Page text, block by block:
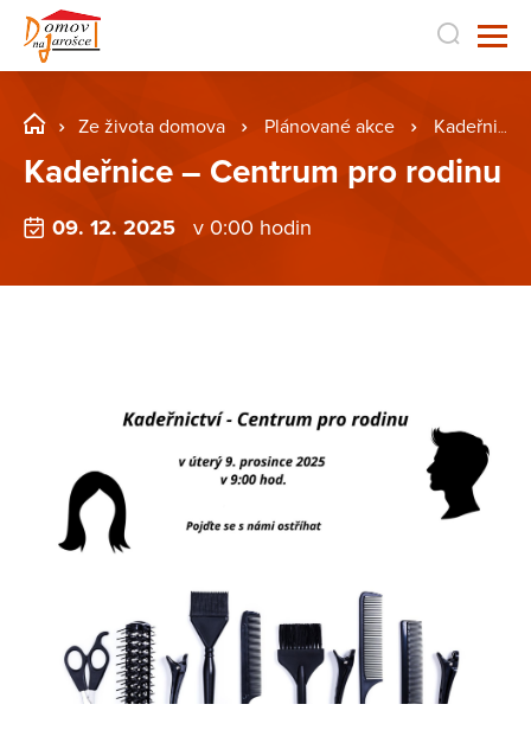
Ze života domova Plánované akce Kadeřnice – Centrum pro rodinu
Kadeřnice – Centrum pro rodinu
09. 12. 2025 v 0:00 hodin